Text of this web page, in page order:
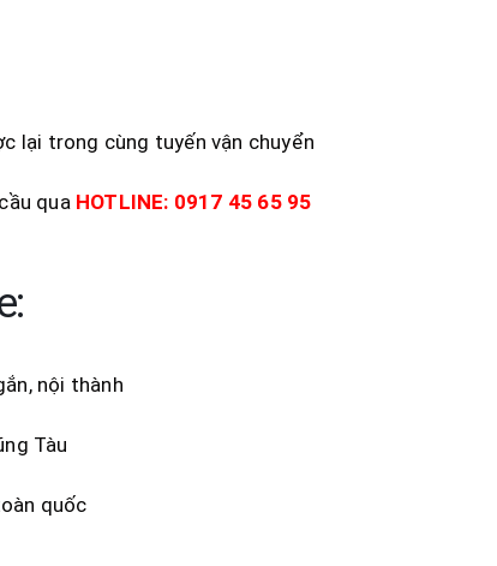
lại trong cùng tuyến vận chuyển
qua HOTLINE: 0917 45 65 95
nội thành
Tàu
quốc